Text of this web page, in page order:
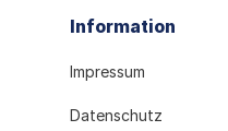
Information
Impressum
Datenschutz